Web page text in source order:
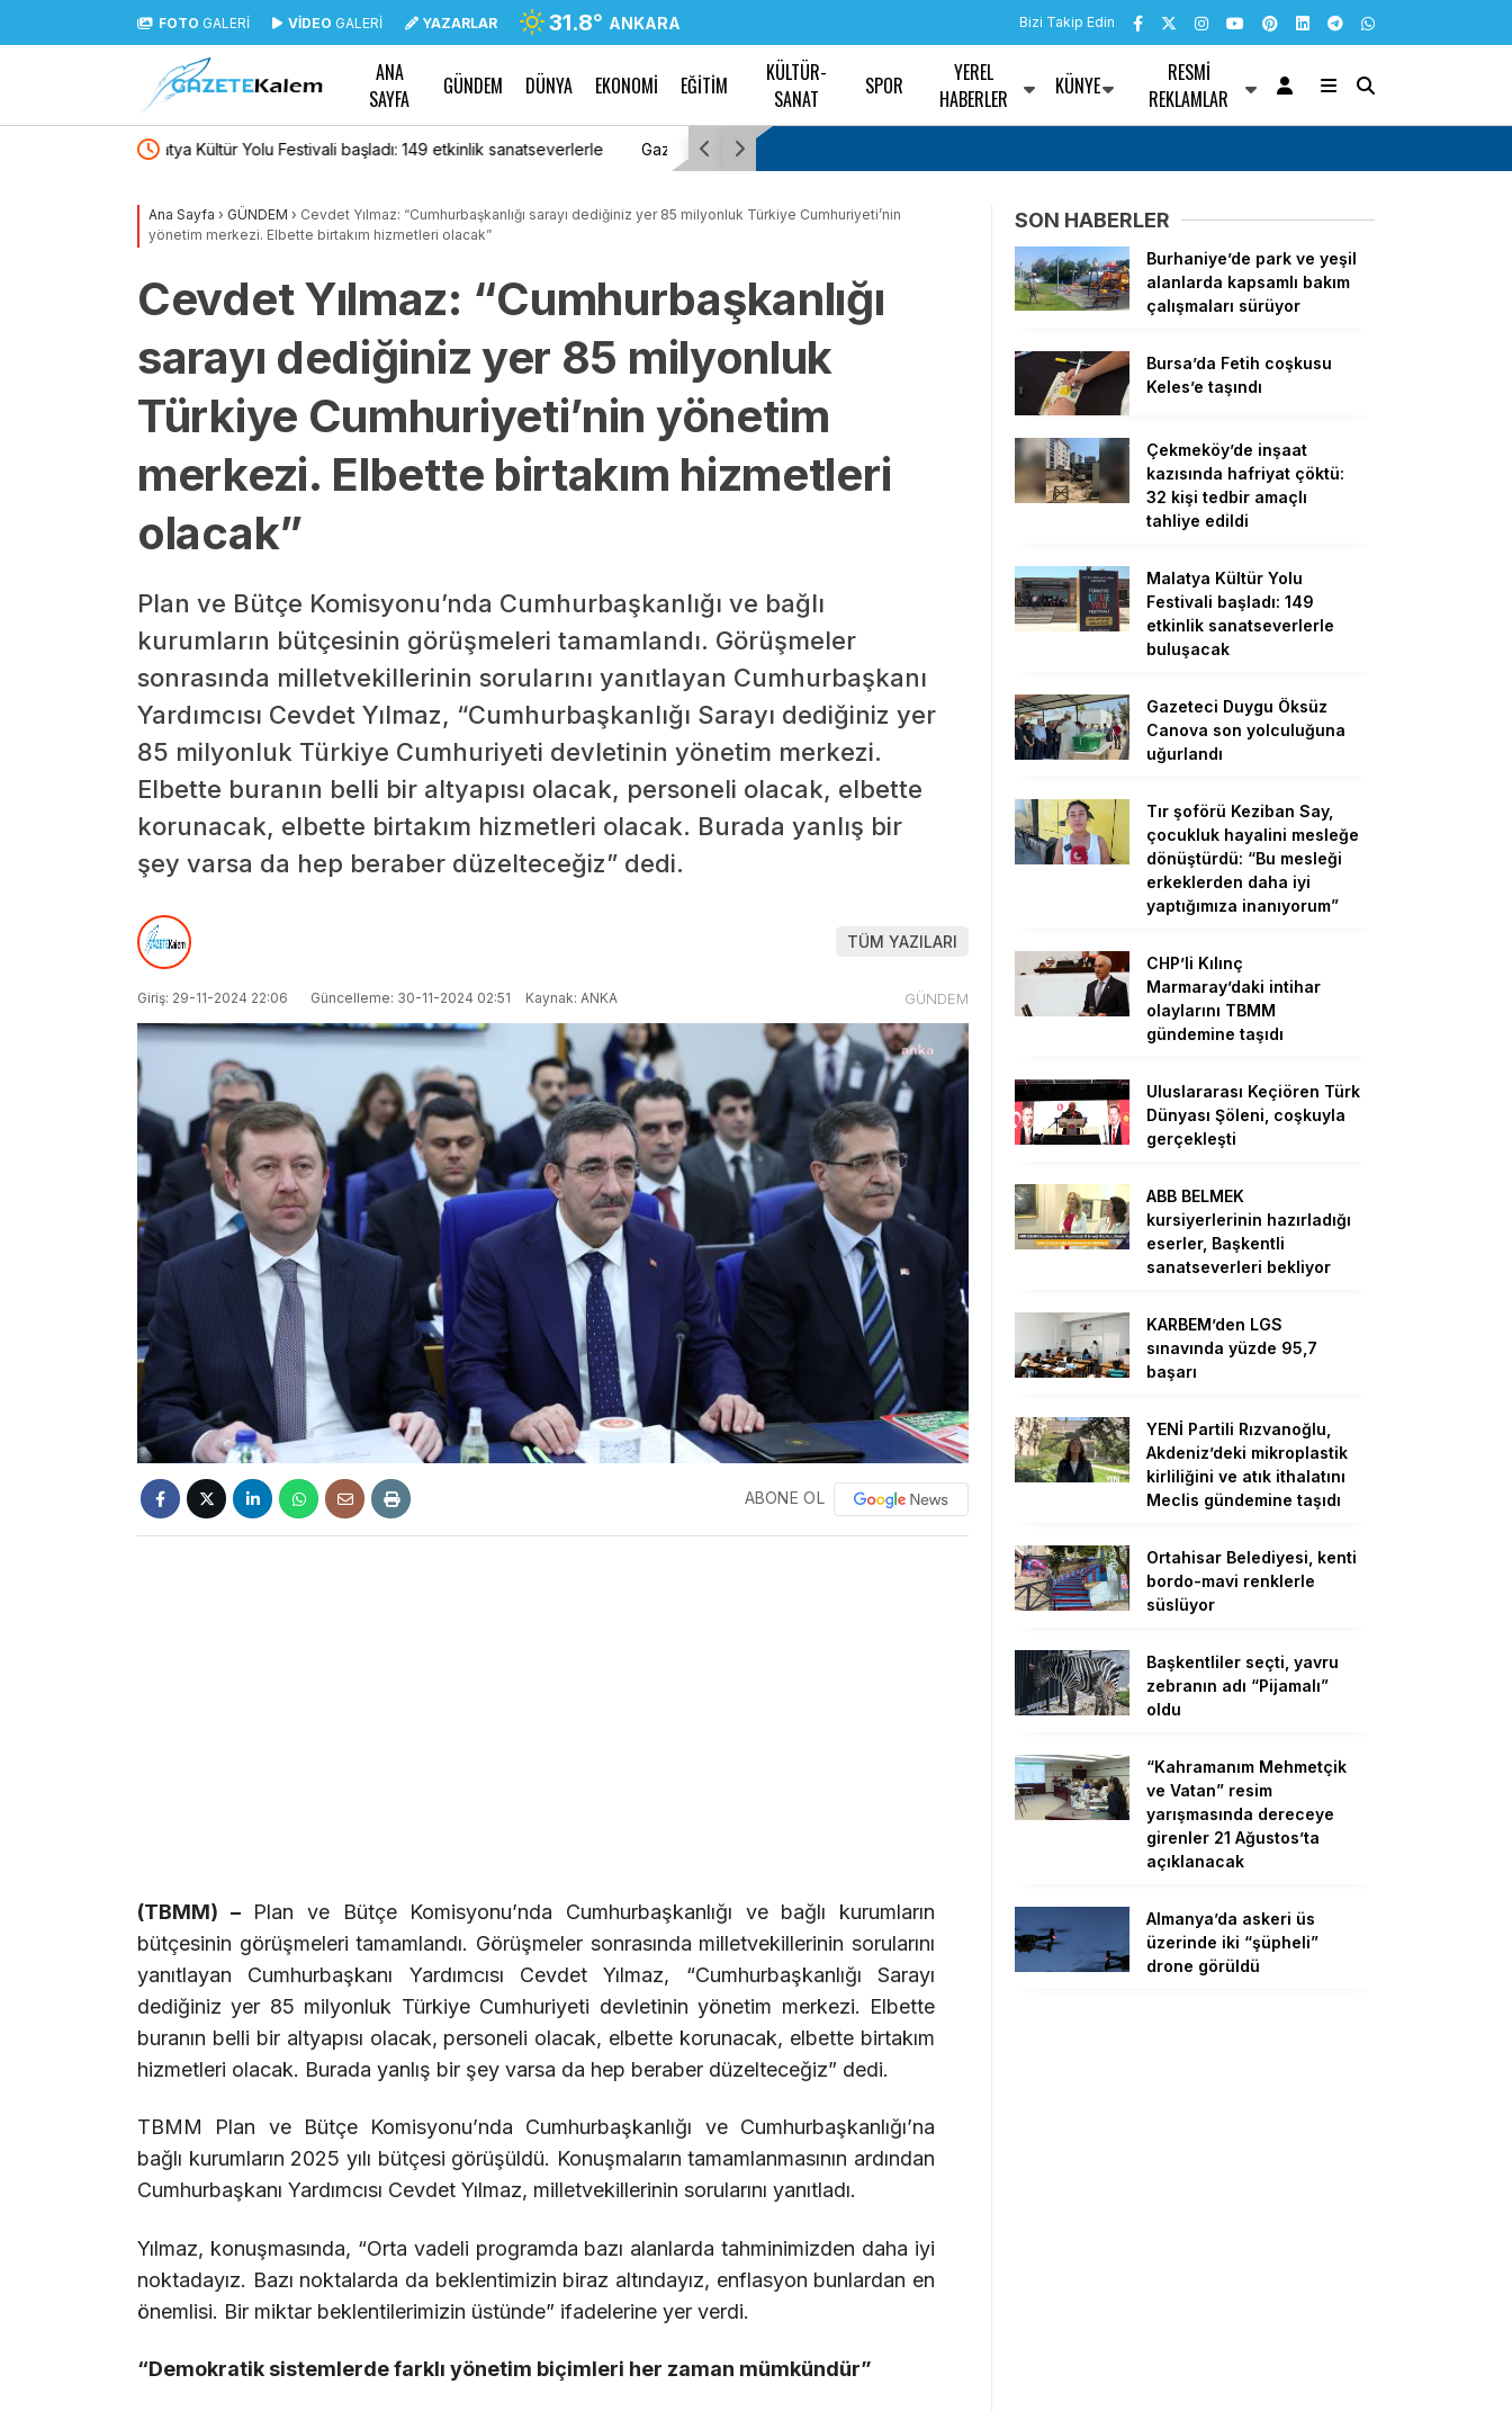
FOTO GALERİ VİDEO GALERİ YAZARLAR 31.8° ANKARA Bizi Takip Edin
ANA
SAYFA
GÜNDEM DÜNYA EKONOMİ EĞİTİM
KÜLTÜR-
SANAT
SPOR
YEREL
HABERLER
KÜNYE
RESMI
REKLAMLAR
sanatseverlerle Gazeteci Duygu Öksüz Canova son yolculuğuna uğurlandı Tır şoförü Keziban Say, çocukluk hayalini mesleğe dönüştürdü: “Bu
Ana Sayfa › GÜNDEM › Cevdet Yılmaz: “Cumhurbaşkanlığı sarayı dediğiniz yer 85 milyonluk Türkiye Cumhuriyeti’nin
yönetim merkezi. Elbette birtakım hizmetleri olacak”
Cevdet Yılmaz: “Cumhurbaşkanlığı
sarayı dediğiniz yer 85 milyonluk
Türkiye Cumhuriyeti’nin yönetim
merkezi. Elbette birtakım hizmetleri
olacak”
Plan ve Bütçe Komisyonu’nda Cumhurbaşkanlığı ve bağlı
kurumların bütçesinin görüşmeleri tamamlandı. Görüşmeler
sonrasında milletvekillerinin sorularını yanıtlayan Cumhurbaşkanı
Yardımcısı Cevdet Yılmaz, “Cumhurbaşkanlığı Sarayı dediğiniz yer
85 milyonluk Türkiye Cumhuriyeti devletinin yönetim merkezi.
Elbette buranın belli bir altyapısı olacak, personeli olacak, elbette
korunacak, elbette birtakım hizmetleri olacak. Burada yanlış bir
şey varsa da hep beraber düzelteceğiz” dedi.
TÜM YAZILARI
Giriş: 29-11-2024 22:06 Güncelleme: 30-11-2024 02:51 Kaynak: ANKA GÜNDEM
ABONE OL
(TBMM) –Plan ve Bütçe Komisyonu’nda Cumhurbaşkanlığı ve bağlı kurumların
bütçesinin görüşmeleri tamamlandı. Görüşmeler sonrasında milletvekillerinin sorularını
yanıtlayan Cumhurbaşkanı Yardımcısı Cevdet Yılmaz, “Cumhurbaşkanlığı Sarayı
dediğiniz yer 85 milyonluk Türkiye Cumhuriyeti devletinin yönetim merkezi. Elbette
buranın belli bir altyapısı olacak, personeli olacak, elbette korunacak, elbette birtakım
hizmetleri olacak. Burada yanlış bir şey varsa da hep beraber düzelteceğiz” dedi.
TBMM Plan ve Bütçe Komisyonu’nda Cumhurbaşkanlığı ve Cumhurbaşkanlığı’na
bağlı kurumların 2025 yılı bütçesi görüşüldü. Konuşmaların tamamlanmasının ardından
Cumhurbaşkanı Yardımcısı Cevdet Yılmaz, milletvekillerinin sorularını yanıtladı.
Yılmaz, konuşmasında, “Orta vadeli programda bazı alanlarda tahminimizden daha iyi
noktadayız. Bazı noktalarda da beklentimizin biraz altındayız, enflasyon bunlardan en
önemlisi. Bir miktar beklentilerimizin üstünde” ifadelerine yer verdi.
“Demokratik sistemlerde farklı yönetim biçimleri her zaman mümkündür”
SON HABERLER
Burhaniye’de park ve yeşil
alanlarda kapsamlı bakım
çalışmaları sürüyor
Bursa’da Fetih coşkusu
Keles’e taşındı
Çekmeköy’de inşaat
kazısında hafriyat çöktü:
32 kişi tedbir amaçlı
tahliye edildi
Malatya Kültür Yolu
Festivali başladı: 149
etkinlik sanatseverlerle
buluşacak
Gazeteci Duygu Öksüz
Canova son yolculuğuna
uğurlandı
Tır şoförü Keziban Say,
çocukluk hayalini mesleğe
dönüştürdü: “Bu mesleği
erkeklerden daha iyi
yaptığımıza inanıyorum”
CHP’li Kılınç
Marmaray’daki intihar
olaylarını TBMM
gündemine taşıdı
Uluslararası Keçiören Türk
Dünyası Şöleni, coşkuyla
gerçekleşti
ABB BELMEK
kursiyerlerinin hazırladığı
eserler, Başkentli
sanatseverleri bekliyor
KARBEM’den LGS
sınavında yüzde 95,7
başarı
YENİ Partili Rızvanoğlu,
Akdeniz’deki mikroplastik
kirliliğini ve atık ithalatını
Meclis gündemine taşıdı
Ortahisar Belediyesi, kenti
bordo-mavi renklerle
süslüyor
Başkentliler seçti, yavru
zebranın adı “Pijamalı”
oldu
“Kahramanım Mehmetçik
ve Vatan” resim
yarışmasında dereceye
girenler 21 Ağustos’ta
açıklanacak
Almanya’da askeri üs
üzerinde iki “şüpheli”
drone görüldü